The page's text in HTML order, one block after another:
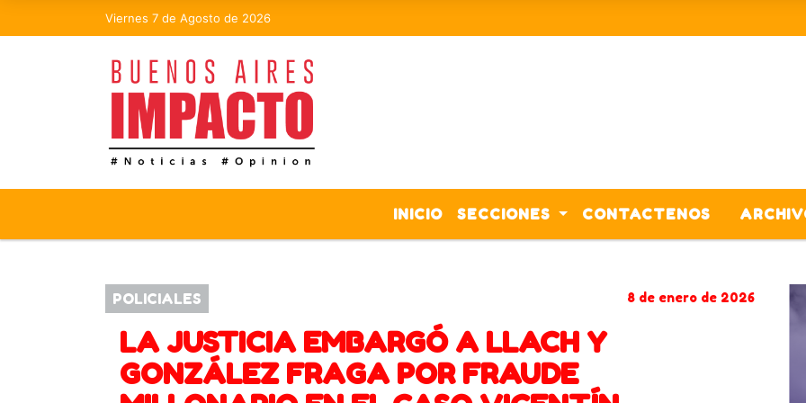
Viernes 7 de Agosto de 2026
INICIO SECCIONES CONTACTENOS
POLICIALES 8 de enero de 2026
LA JUSTICIA EMBARGÓ A LLACH Y
GONZÁLEZ FRAGA POR FRAUDE